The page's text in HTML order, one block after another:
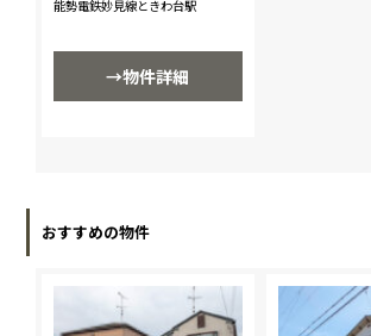
能勢電鉄妙見線ときわ台駅
→物件詳細
おすすめの物件